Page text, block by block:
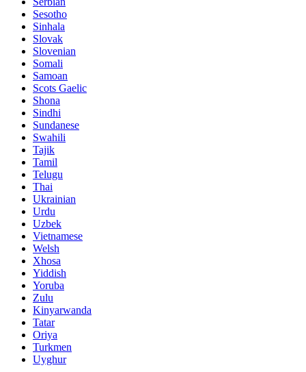
Sesotho
Sinhala
Slovak
Slovenian
Somali
Samoan
Scots Gaelic
Shona
Sindhi
Sundanese
Swahili
Tajik
Tamil
Telugu
Thai
Ukrainian
Urdu
Uzbek
Vietnamese
Welsh
Xhosa
Yiddish
Yoruba
Zulu
Kinyarwanda
Tatar
Oriya
Turkmen
Uyghur